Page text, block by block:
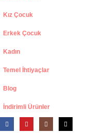
Kız Çocuk
Erkek Çocuk
Kadın
Temel İhtiyaçlar
Blog
İndirimli Ürünler